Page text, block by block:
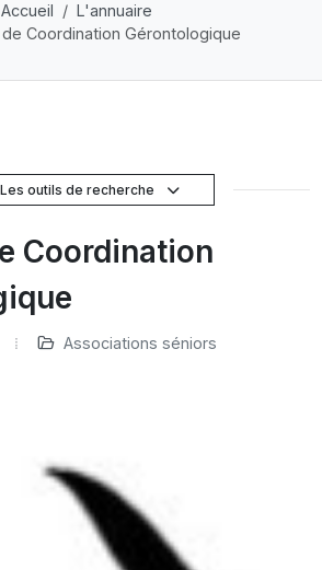
Accueil
L'annuaire
Coordination Gérontologique
Les outils de recherche
Coordination
Associations séniors